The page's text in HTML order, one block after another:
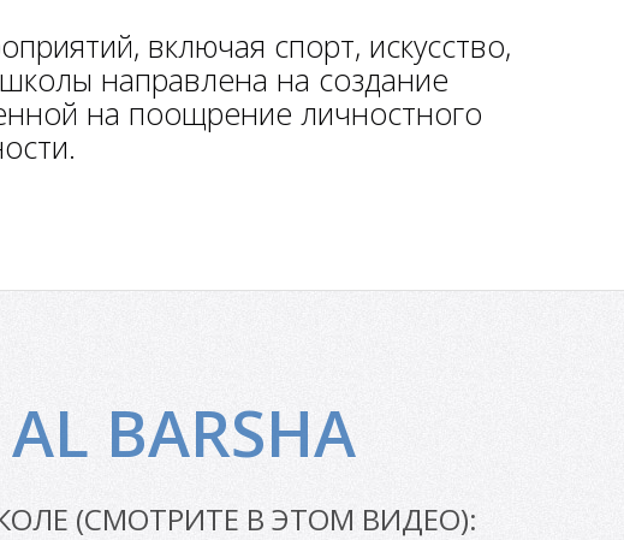
включая спорт, искусство,
направлена на создание
на поощрение личностного
BARSHA
(СМОТРИТЕ В ЭТОМ ВИДЕО):